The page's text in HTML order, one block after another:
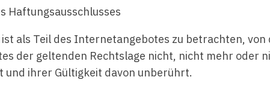
Haftungsausschlusses
als Teil des Internetangebotes zu betrachten,
der geltenden Rechtslage nicht, nicht mehr
und ihrer Gültigkeit davon unberührt.